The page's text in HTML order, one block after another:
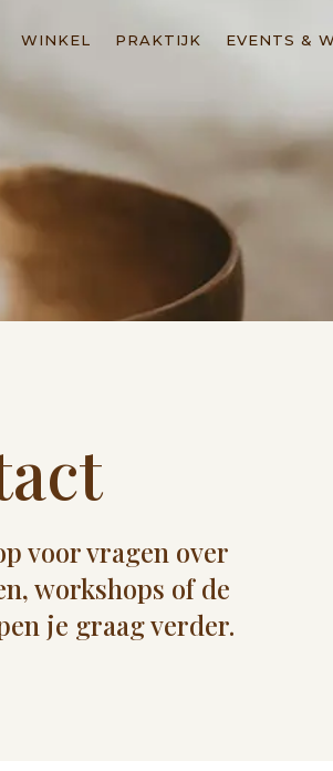
WINKEL PRAKTIJK EVENTS &
voor vragen over
workshops of de
je graag verder.